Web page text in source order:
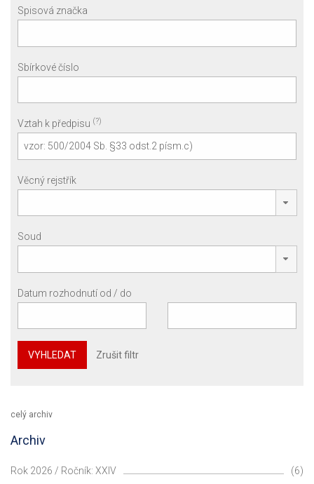
Spisová značka
Sbírkové číslo
Vztah k předpisu (?)
Věcný rejstřík
Soud
Datum rozhodnutí od / do
VYHLEDAT Zrušit filtr
celý archiv
Archiv
Rok 2026 / Ročník: XXIV (6)